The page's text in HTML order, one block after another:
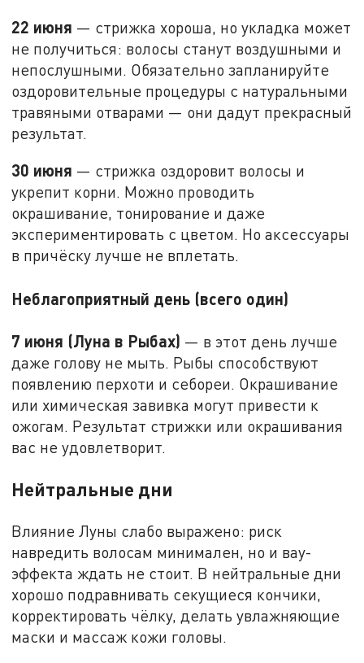
22 июня — стрижка хороша, но укладка может
не получиться: волосы станут воздушными и
непослушными. Обязательно запланируйте
оздоровительные процедуры с натуральными
травяными отварами — они дадут прекрасный
результат.
30 июня — стрижка оздоровит волосы и
укрепит корни. Можно проводить
окрашивание, тонирование и даже
экспериментировать с цветом. Но аксессуары
в причёску лучше не вплетать.
Неблагоприятный день (всего один)
7 июня (Луна в Рыбах) — в этот день лучше
даже голову не мыть. Рыбы способствуют
появлению перхоти и себореи. Окрашивание
или химическая завивка могут привести к
ожогам. Результат стрижки или окрашивания
вас не удовлетворит.
Нейтральные дни
Влияние Луны слабо выражено: риск
навредить волосам минимален, но и вау-
эффекта ждать не стоит. В нейтральные дни
хорошо подравнивать секущиеся кончики,
корректировать чёлку, делать увлажняющие
маски и массаж кожи головы.